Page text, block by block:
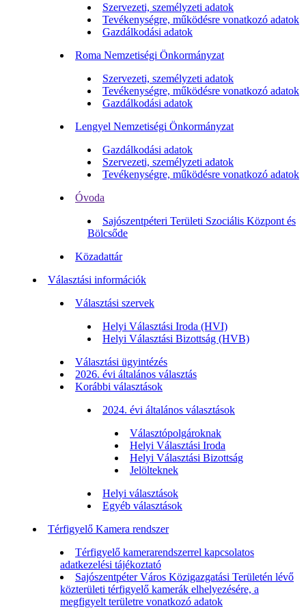
Szervezeti, személyzeti adatok
Tevékenységre, működésre vonatkozó adatok
Gazdálkodási adatok
Roma Nemzetiségi Önkormányzat
Szervezeti, személyzeti adatok
Tevékenységre, működésre vonatkozó adatok
Gazdálkodási adatok
Lengyel Nemzetiségi Önkormányzat
Gazdálkodási adatok
Szervezeti, személyzeti adatok
Tevékenységre, működésre vonatkozó adatok
Óvoda
Sajószentpéteri Területi Szociális Központ és
Bölcsőde
Közadattár
Választási információk
Választási szervek
Helyi Választási Iroda (HVI)
Helyi Választási Bizottság (HVB)
Választási ügyintézés
2026. évi általános választás
Korábbi választások
2024. évi általános választások
Választópolgároknak
Helyi Választási Iroda
Helyi Választási Bizottság
Jelölteknek
Helyi választások
Egyéb választások
Térfigyelő Kamera rendszer
Térfigyelő kamerarendszerrel kapcsolatos
adatkezelési tájékoztató
Sajószentpéter Város Közigazgatási Területén lévő
közterületi térfigyelő kamerák elhelyezésére, a
megfigyelt területre vonatkozó adatok